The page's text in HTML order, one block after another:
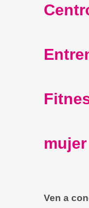
mujer
Ven a